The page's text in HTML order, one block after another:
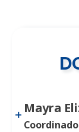
Mayra